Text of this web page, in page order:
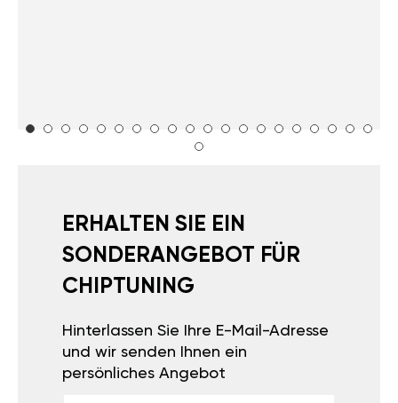
ERHALTEN SIE EIN
SONDERANGEBOT FÜR
CHIPTUNING
Hinterlassen Sie Ihre E-Mail-Adresse
und wir senden Ihnen ein
persönliches Angebot